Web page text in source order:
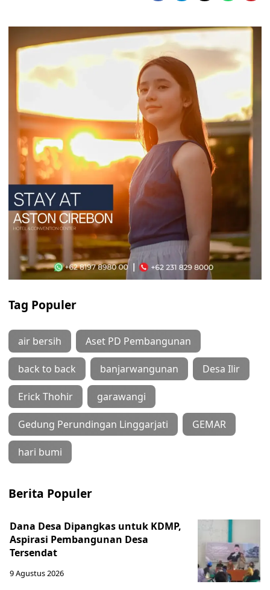
Tag Populer
air bersih Aset PD Pembangunan
back to back banjarwangunan Desa Ilir
Erick Thohir garawangi
Gedung Perundingan Linggarjati GEMAR
hari bumi
Berita Populer
Dana Desa Dipangkas untuk KDMP,
Aspirasi Pembangunan Desa
Tersendat
9 Agustus 2026